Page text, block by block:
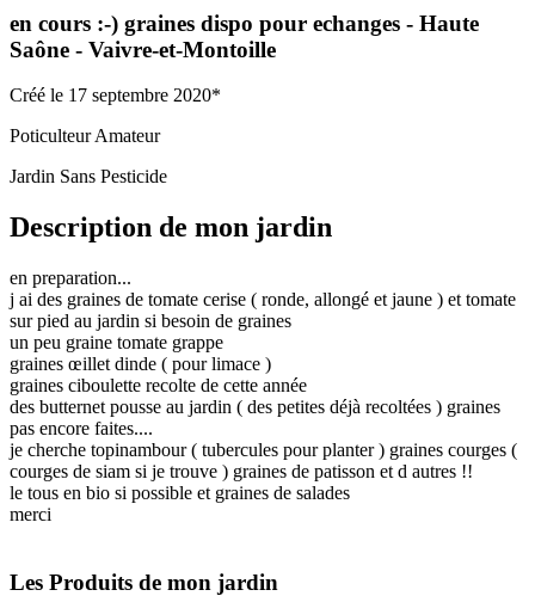
en cours :-) graines dispo pour echanges - Haute
Saône - Vaivre-et-Montoille
Créé le 17 septembre 2020*
Poticulteur Amateur
Jardin Sans Pesticide
Description de mon jardin
en preparation...
j ai des graines de tomate cerise ( ronde, allongé et jaune ) et tomate
sur pied au jardin si besoin de graines
un peu graine tomate grappe
graines œillet dinde ( pour limace )
graines ciboulette recolte de cette année
des butternet pousse au jardin ( des petites déjà recoltées ) graines
pas encore faites....
je cherche topinambour ( tubercules pour planter ) graines courges (
courges de siam si je trouve ) graines de patisson et d autres !!
le tous en bio si possible et graines de salades
merci
Les Produits de mon jardin